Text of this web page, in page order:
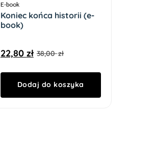
E-book
Koniec końca historii (e-
book)
38,00zł
22,80 zł
Dodaj do koszyka